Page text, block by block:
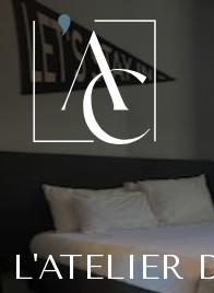
L'ATELIER